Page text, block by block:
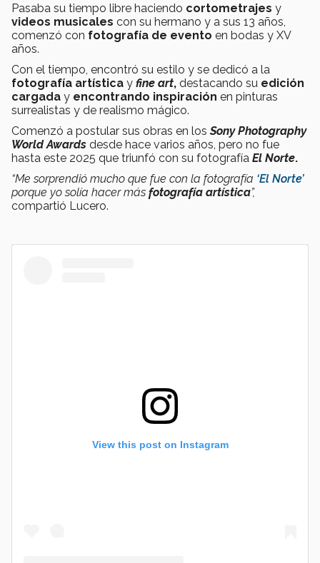
Pasaba su tiempo libre haciendo cortometrajes y
videos musicales con su hermano y a sus 13 años,
comenzó con fotografía de evento en bodas y XV
años.
Con el tiempo, encontró su estilo y se dedicó a la
fotografía artística y fine art, destacando su edición
cargada y encontrando inspiración en pinturas
surrealistas y de realismo mágico.
Comenzó a postular sus obras en losSony Photography
World Awards desde hace varios años, pero no fue
hasta este 2025 que triunfó con su fotografía El Norte.
“Me sorprendió mucho que fue con la fotografía ‘El Norte’
porque yo solía hacer más fotografía artística”,
compartió Lucero.
View this post on Instagram